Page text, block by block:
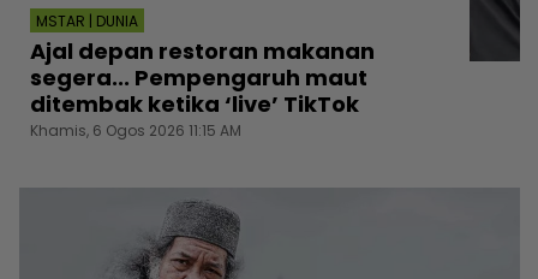
MSTAR | DUNIA
Ajal depan restoran makanan
segera... Pempengaruh maut
ditembak ketika ‘live’ TikTok
Khamis, 6 Ogos 2026 11:15 AM